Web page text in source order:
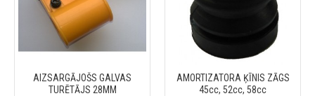
AIZSARGĀJOŠS GALVAS
TURĒTĀJS 28MM
AMORTIZATORA ĶĪNIS ZĀGS
45cc, 52cc, 58cc